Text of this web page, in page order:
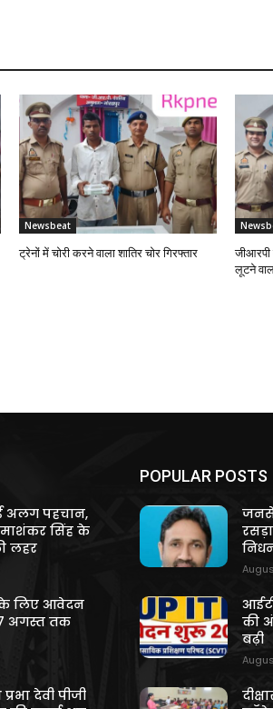
Newsbeat
ट्रेनों में चोरी करने वाला शातिर चोर गिरफ्तार
लूटने
अलग पहचान,
सिंह के
लहर
लिए आवेदन
अगस्त तक
देवी पीजी
POPULAR POSTS
की
बढ़ी